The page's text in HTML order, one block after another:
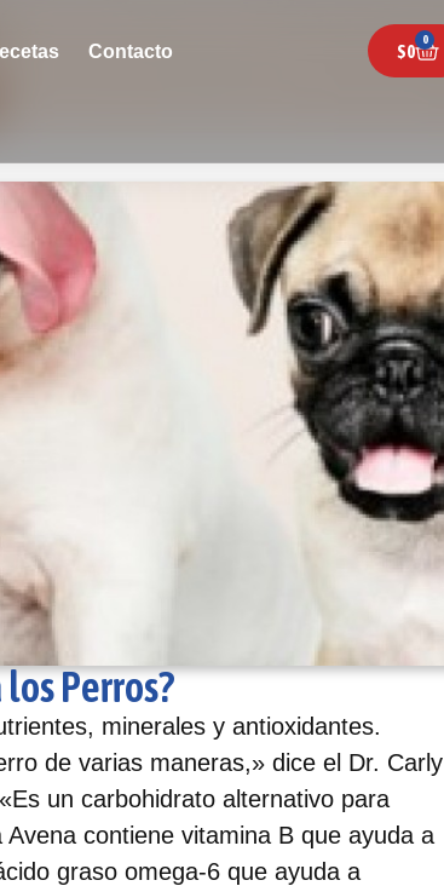
Contacto $0
0
Perros?
minerales y antioxidantes.
de varias maneras,» dice el Dr. Carly
un carbohidrato alternativo para
contiene vitamina B que ayuda a
graso omega-6 que ayuda a